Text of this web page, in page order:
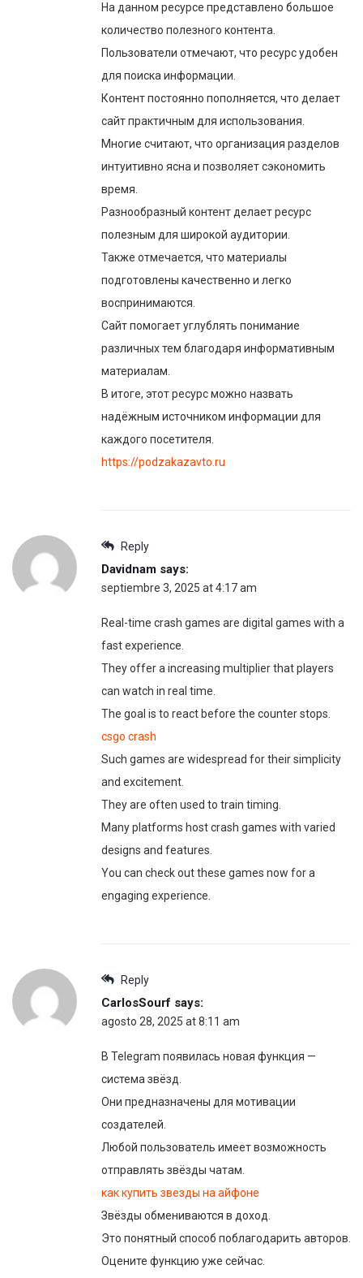
На данном ресурсе представлено большое
количество полезного контента.
Пользователи отмечают, что ресурс удобен
для поиска информации.
Контент постоянно пополняется, что делает
сайт практичным для использования.
Многие считают, что организация разделов
интуитивно ясна и позволяет сэкономить
время.
Разнообразный контент делает ресурс
полезным для широкой аудитории.
Также отмечается, что материалы
подготовлены качественно и легко
воспринимаются.
Сайт помогает углублять понимание
различных тем благодаря информативным
материалам.
В итоге, этот ресурс можно назвать
надёжным источником информации для
каждого посетителя.
https://podzakazavto.ru
Reply
Davidnam says:
septiembre 3, 2025 at 4:17 am
Real-time crash games are digital games with a
fast experience.
They offer a increasing multiplier that players
can watch in real time.
The goal is to react before the counter stops.
csgo crash
Such games are widespread for their simplicity
and excitement.
They are often used to train timing.
Many platforms host crash games with varied
designs and features.
You can check out these games now for a
engaging experience.
Reply
CarlosSourf says:
agosto 28, 2025 at 8:11 am
В Telegram появилась новая функция —
система звёзд.
Они предназначены для мотивации
создателей.
Любой пользователь имеет возможность
отправлять звёзды чатам.
как купить звезды на айфоне
Звёзды обмениваются в доход.
Это понятный способ поблагодарить авторов.
Оцените функцию уже сейчас.